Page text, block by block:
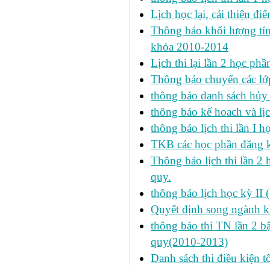
Lịch học lại, cải thiện
Thông báo khối lượng
khóa 2010-2014
Lịch thi lại lần 2 học
Thông báo chuyển các
thông báo danh sách
thông báo kế hoach và
thông báo lịch thi lần I
TKB các học phần
Thông báo lịch thi lần 2
quy.
thông báo lịch học kỳ II
Quyết định song ngành
thông báo thi TN lần 2
quy(2010-2013)
Danh sách thi điều kiện